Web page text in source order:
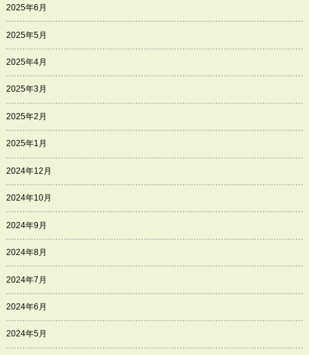
2025年6月
2025年5月
2025年4月
2025年3月
2025年2月
2025年1月
2024年12月
2024年10月
2024年9月
2024年8月
2024年7月
2024年6月
2024年5月